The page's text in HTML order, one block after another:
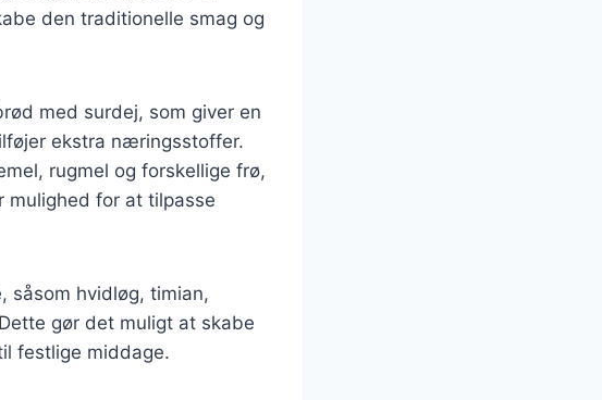
den traditionelle smag og
med surdej, som giver en
ekstra næringsstoffer.
rugmel og forskellige frø,
mulighed for at tilpasse
såsom hvidløg, timian,
gør det muligt at skabe
festlige middage.